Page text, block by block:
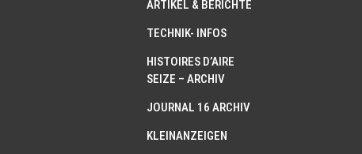
ARTIKEL & BERICHTE
TECHNIK- INFOS
HISTOIRES D’AIRE
SEIZE – ARCHIV
JOURNAL 16 ARCHIV
KLEINANZEIGEN